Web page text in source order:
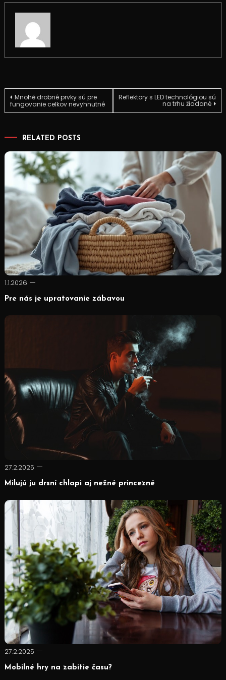
Navigace
příspěvek
Mnohé drobné prvky sú pre
fungovanie celkov nevyhnutné
Reflektory s LED technológiou sú
na trhu žiadané
RELATED POSTS
1.1.2026
Pre nás je upratovanie zábavou
27.2.2025
Milujú ju drsní chlapi aj nežné princezné
27.2.2025
Mobilné hry na zabitie času?